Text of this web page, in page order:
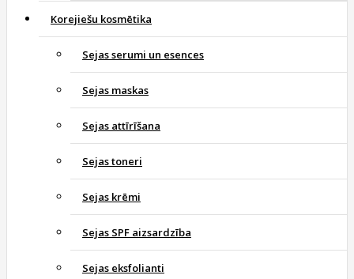
Korejiešu kosmētika
Sejas serumi un esences
Sejas maskas
Sejas attīrīšana
Sejas toneri
Sejas krēmi
Sejas SPF aizsardzība
Sejas eksfolianti